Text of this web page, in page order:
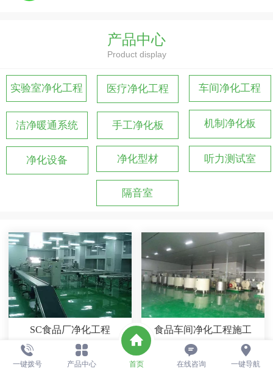
产品中心
Product display
实验室净化工程 医疗净化工程
手工净化板
洁净暖通系统
车间净化工程
机制净化板
净化设备 净化型材 听力测试室
隔音室
SC食品厂净化工程 食品车间净化工程施工
一键拨号 产品中心 首页 在线咨询 一键导航